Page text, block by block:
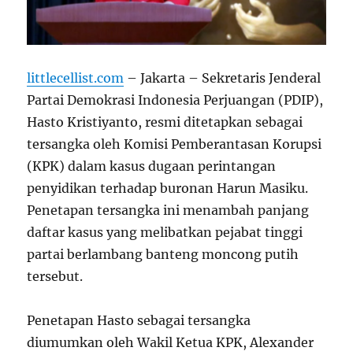
littlecellist.com – Jakarta – Sekretaris Jenderal
Partai Demokrasi Indonesia Perjuangan (PDIP),
Hasto Kristiyanto, resmi ditetapkan sebagai
tersangka oleh Komisi Pemberantasan Korupsi
(KPK) dalam kasus dugaan perintangan
penyidikan terhadap buronan Harun Masiku.
Penetapan tersangka ini menambah panjang
daftar kasus yang melibatkan pejabat tinggi
partai berlambang banteng moncong putih
tersebut.
Penetapan Hasto sebagai tersangka
diumumkan oleh Wakil Ketua KPK, Alexander